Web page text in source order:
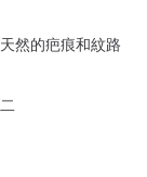
然的疤痕和紋路